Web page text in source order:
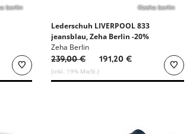
berlin ©zeha berlin
Lederschuh LIVERPOOL 833
jeansblau, Zeha Berlin -20%
Zeha Berlin
239,00 €
191,20 €
(inkl. 19% MwSt.)